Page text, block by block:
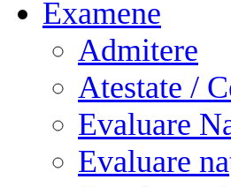
Examene
Admitere
Atestate /
Evaluare
Evaluare